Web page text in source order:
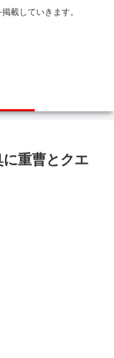
載していきます。
に重曹とクエ